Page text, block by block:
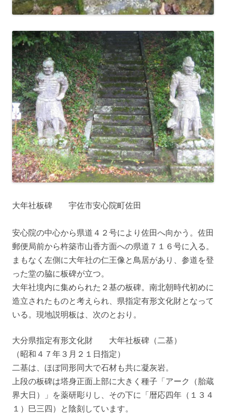
大年社板碑 宇佐市安心院町佐田
安心院の中心から県道４２号により佐田へ向かう。佐田
郵便局前から杵築市山香方面への県道７１６号に入る。
まもなく左側に大年社の仁王像と鳥居があり、参道を登
った堂の脇に板碑が立つ。
大年社境内に集められた２基の板碑。南北朝時代初めに
造立されたものと考えられ、県指定有形文化財となって
いる。現地説明板は、次のとおり。
大分県指定有形文化財 大年社板碑（二基）
（昭和４７年３月２１日指定）
二基は、ほぼ同形同大で石材も共に凝灰岩。
上段の板碑は塔身正面上部に大きく種子「アーク（胎蔵
界大日）」を薬研彫りし、その下に「暦応四年（１３４
１）巳三四）と陰刻しています。